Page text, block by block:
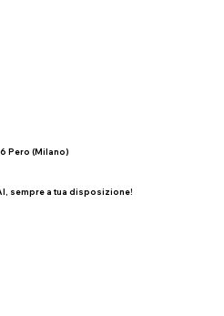
Pero (Milano)
sempre a tua disposizione!